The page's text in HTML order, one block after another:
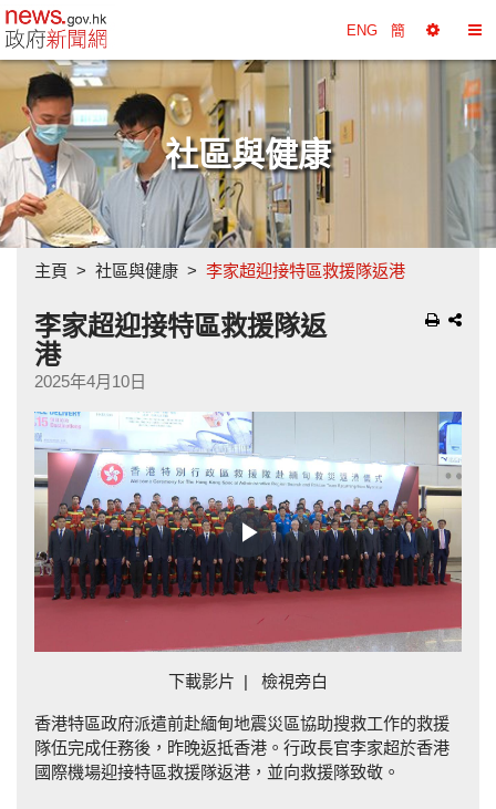
政府新聞網主頁 ENG 簡
擇
換
目
錄
社區與健康
主頁 社區與健康 李家超迎接特區救援隊返港
李家超迎接特區救援隊返
港
2025年4月10日
Play
Video
下載影片 | 檢視旁白
香港特區政府派遣前赴緬甸地震災區協助搜救工作的救援
隊伍完成任務後，昨晚返抵香港。行政長官李家超於香港
國際機場迎接特區救援隊返港，並向救援隊致敬。